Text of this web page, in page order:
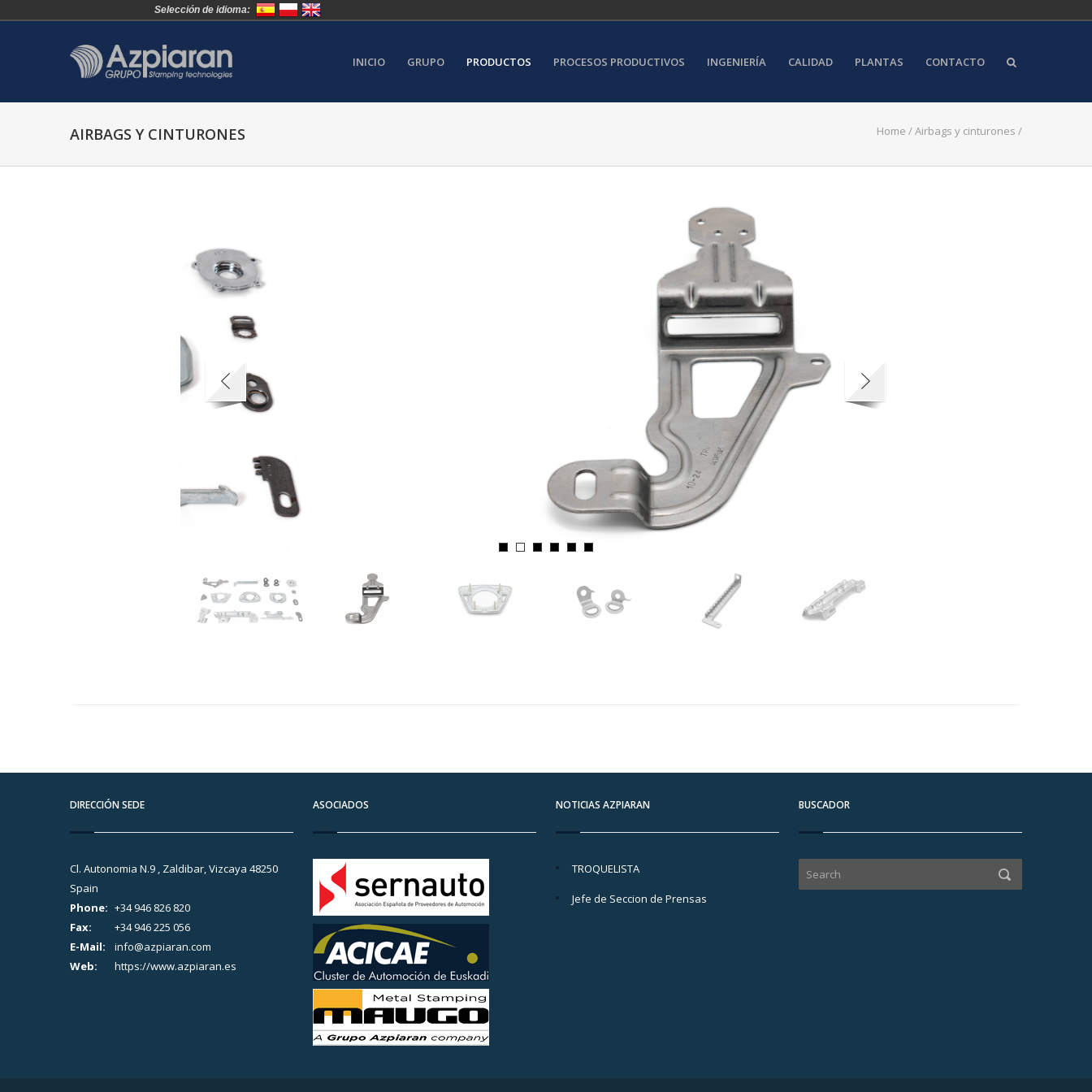
INICIO GRUPO PRODUCTOS PROCESOS PRODUCTIVOS INGENIERÍA CALIDAD PLANTAS CONTACTO
AIRBAGS Y CINTURONES Home /Airbags y cinturones /
DIRECCIÓN SEDE
Cl. Autonomia N.9 , Zaldibar, Vizcaya 48250
Spain
Phone: +34 946 826 820
Fax:
+34 946 225 056
E-Mail:
info@azpiaran.com
Web:
https://www.azpiaran.es
ASOCIADOS NOTICIAS AZPIARAN
TROQUELISTA
Jefe de Seccion de Prensas
BUSCADOR
Selección de idioma: